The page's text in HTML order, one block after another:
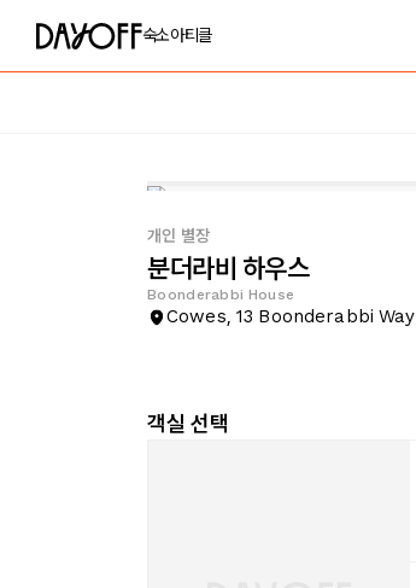
숙소아티클
개인 별장
분더라비 하우스
Boonderabbi House
Cowes, 13 Boonderabbi Way
객실 선택